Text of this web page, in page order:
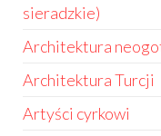
sieradzkie)
Architektura
Architektura Turcji
Artyści cyrkowi